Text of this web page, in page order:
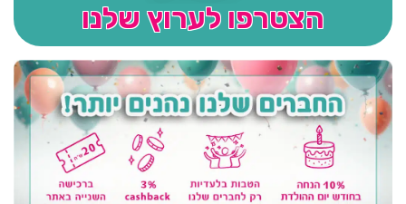
הצטרפו לערוץ שלנו